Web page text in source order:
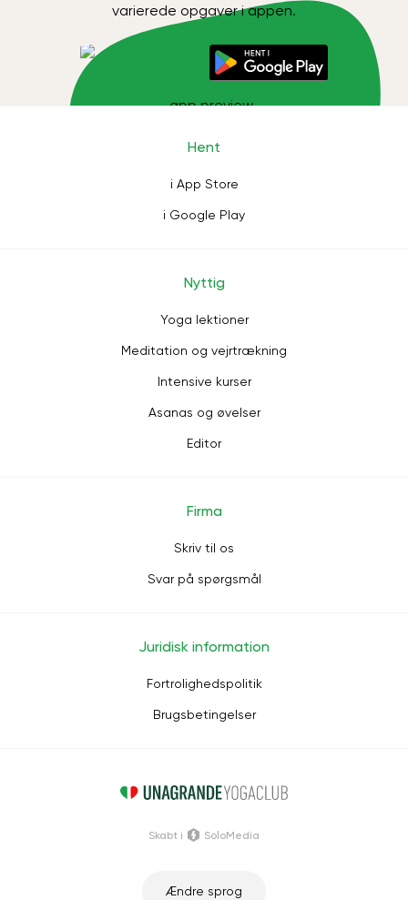
varierede opgaver i appen.
Hent
i App Store
i Google Play
Nyttig
Yoga lektioner
Meditation og vejrtrækning
Intensive kurser
Asanas og øvelser
Editor
Firma
Skriv til os
Svar på spørgsmål
Juridisk information
Fortrolighedspolitik
Brugsbetingelser
Ændre sprog
Skabt i SoloMedia